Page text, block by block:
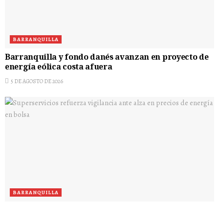
BARRANQUILLA
Barranquilla y fondo danés avanzan en proyecto de
energía eólica costa afuera
5 DE AGOSTO DE 2026
BARRANQUILLA